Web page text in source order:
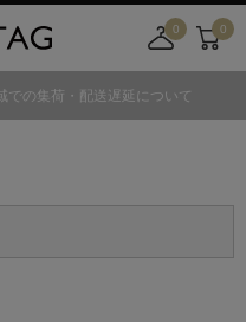
0
舗
ト
0
での集荷・配送遅延について